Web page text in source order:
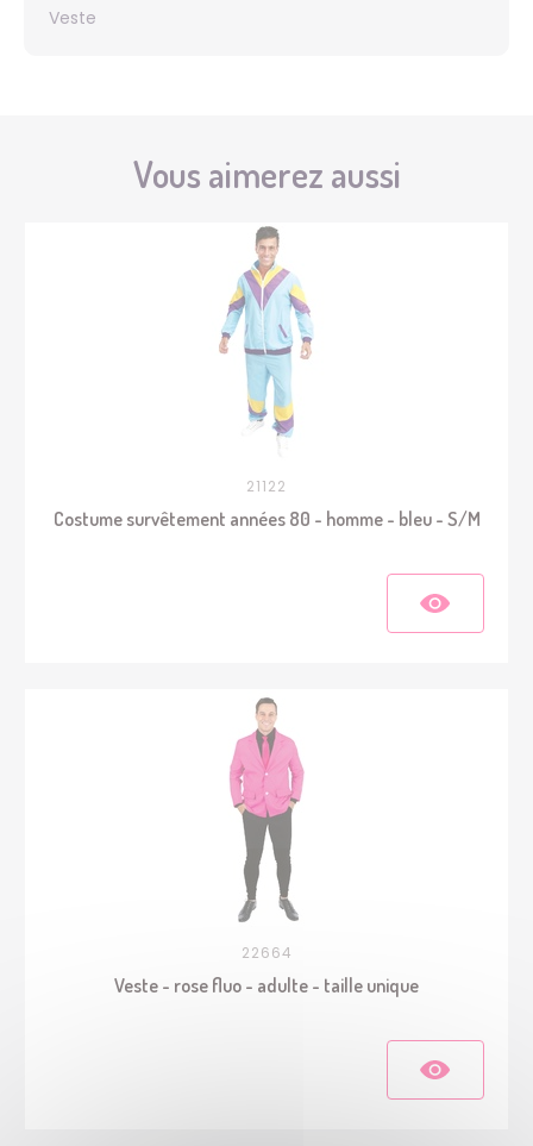
Veste
Vous aimerez aussi
21122
Costume survêtement années 80 - homme - bleu - S/M
22664
Veste - rose fluo - adulte - taille unique